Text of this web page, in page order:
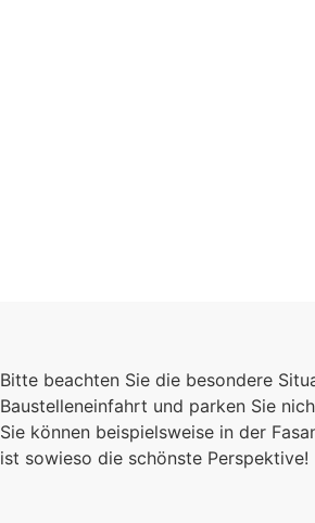
Bitte beachten Sie die besondere
Baustelleneinfahrt und parken Sie
Sie können beispielsweise in der
ist sowieso die schönste Perspektive!